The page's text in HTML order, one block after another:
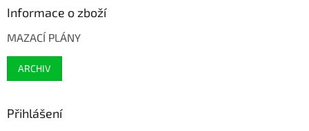
Informace o zboží
MAZACÍ PLÁNY
ARCHIV
Přihlášení